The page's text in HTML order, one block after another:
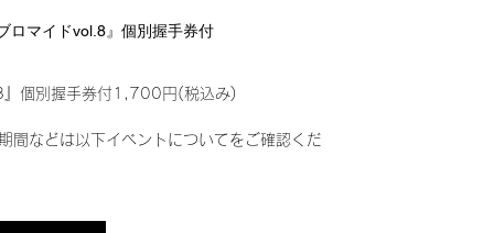
ロマイドvol.8』個別握手券付
』個別握手券付1,700円(税込み)
間などは以下イベントについてをご確認くだ